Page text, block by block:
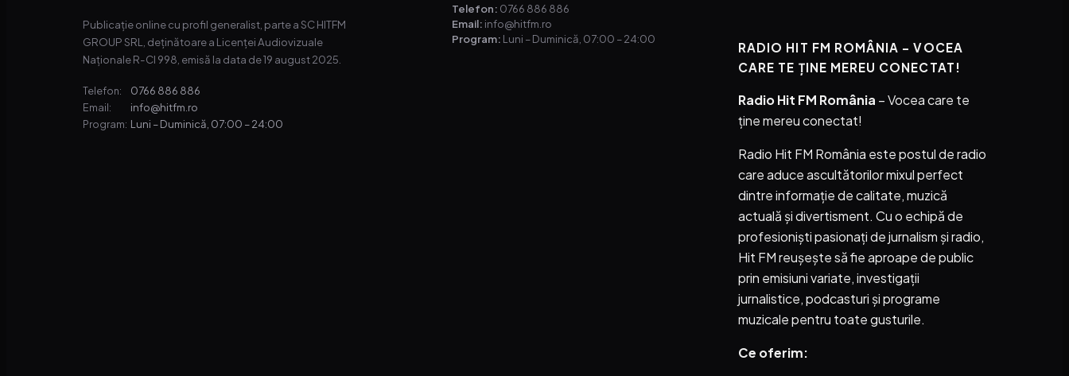
Publicație online cu profil generalist, parte a SC HITFM
GROUP SRL, deținătoare a Licenței Audiovizuale
Naționale R-CI 998, emisă la data de 19 august 2025.
Telefon: 0766 886 886
Email: info@hitfm.ro
Program: Luni – Duminică, 07:00 – 24:00
Telefon: 0766 886 886
Email: info@hitfm.ro
Program: Luni – Duminică, 07:00 – 24:00
RADIO HIT FM ROMÂNIA – VOCEA
CARE TE ȚINE MEREU CONECTAT!
Radio Hit FM România – Vocea care te
ține mereu conectat!
Radio Hit FM România este postul de radio
care aduce ascultătorilor mixul perfect
dintre informație de calitate, muzică
actuală și divertisment. Cu o echipă de
profesioniști pasionați de jurnalism și radio,
Hit FM reușește să fie aproape de public
prin emisiuni variate, investigații
jurnalistice, podcasturi și programe
muzicale pentru toate gusturile.
Ce oferim: